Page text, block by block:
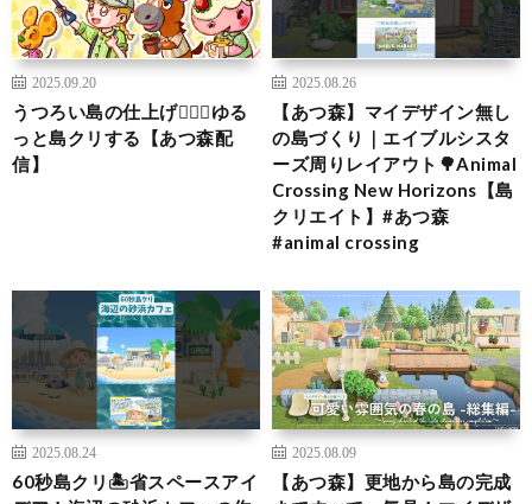
2025.09.20
うつろい島の仕上げ👷‍♀️✨ゆる
っと島クリする【あつ森配
信】
2025.08.26
【あつ森】マイデザイン無し
の島づくり｜エイブルシスタ
ーズ周りレイアウト🌳Animal
Crossing New Horizons【島
クリエイト】#あつ森
#animal crossing
2025.08.24
60秒島クリ🏝️省スペースアイ
2025.08.09
【あつ森】更地から島の完成